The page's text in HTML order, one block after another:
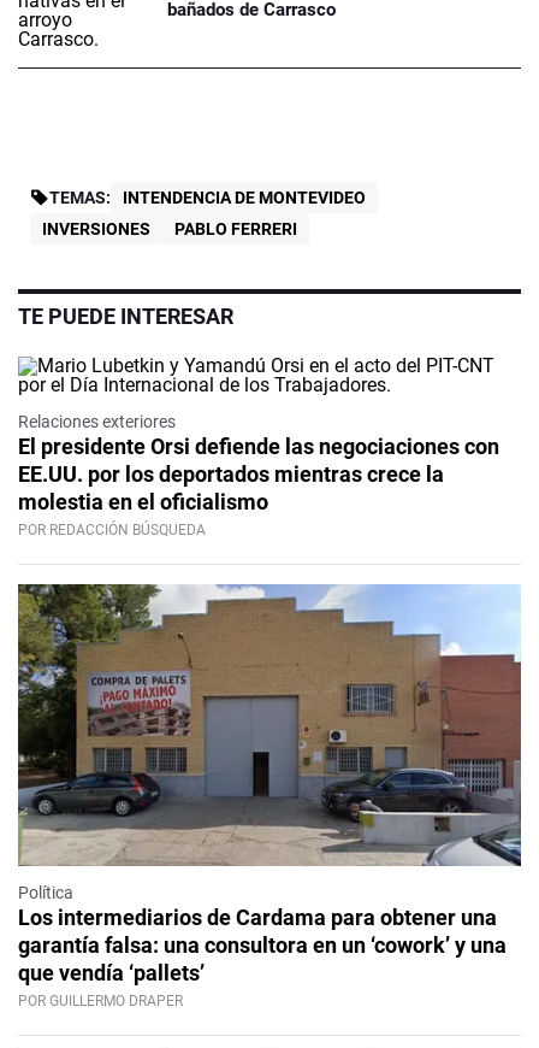
bañados de Carrasco
TEMAS:
INTENDENCIA DE MONTEVIDEO
INVERSIONES
PABLO FERRERI
TE PUEDE INTERESAR
Relaciones exteriores
El presidente Orsi defiende las negociaciones con
EE.UU. por los deportados mientras crece la
molestia en el oficialismo
POR REDACCIÓN BÚSQUEDA
Política
Los intermediarios de Cardama para obtener una
garantía falsa: una consultora en un ‘cowork’ y una
que vendía ‘pallets’
POR GUILLERMO DRAPER